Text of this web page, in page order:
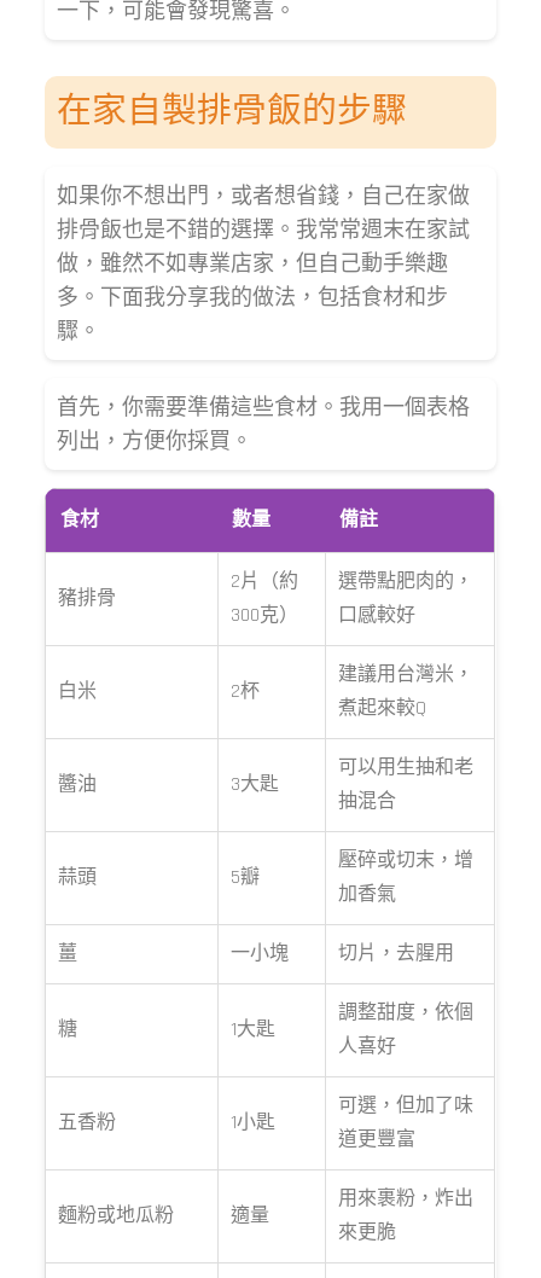
一下，可能會發現驚喜。
在家自製排骨飯的步驟
如果你不想出門，或者想省錢，自己在家做
排骨飯也是不錯的選擇。我常常週末在家試
做，雖然不如專業店家，但自己動手樂趣
多。下面我分享我的做法，包括食材和步
驟。
首先，你需要準備這些食材。我用一個表格
列出，方便你採買。
食材 數量 備註
豬排骨
2片（約
300克）
選帶點肥肉的，
口感較好
白米 2杯
建議用台灣米，
煮起來較Q
醬油 3大匙
可以用生抽和老
抽混合
蒜頭 5瓣
壓碎或切末，增
加香氣
薑 一小塊 切片，去腥用
糖 1大匙
調整甜度，依個
人喜好
五香粉 1小匙
可選，但加了味
道更豐富
麵粉或地瓜粉 適量
用來裹粉，炸出
來更脆